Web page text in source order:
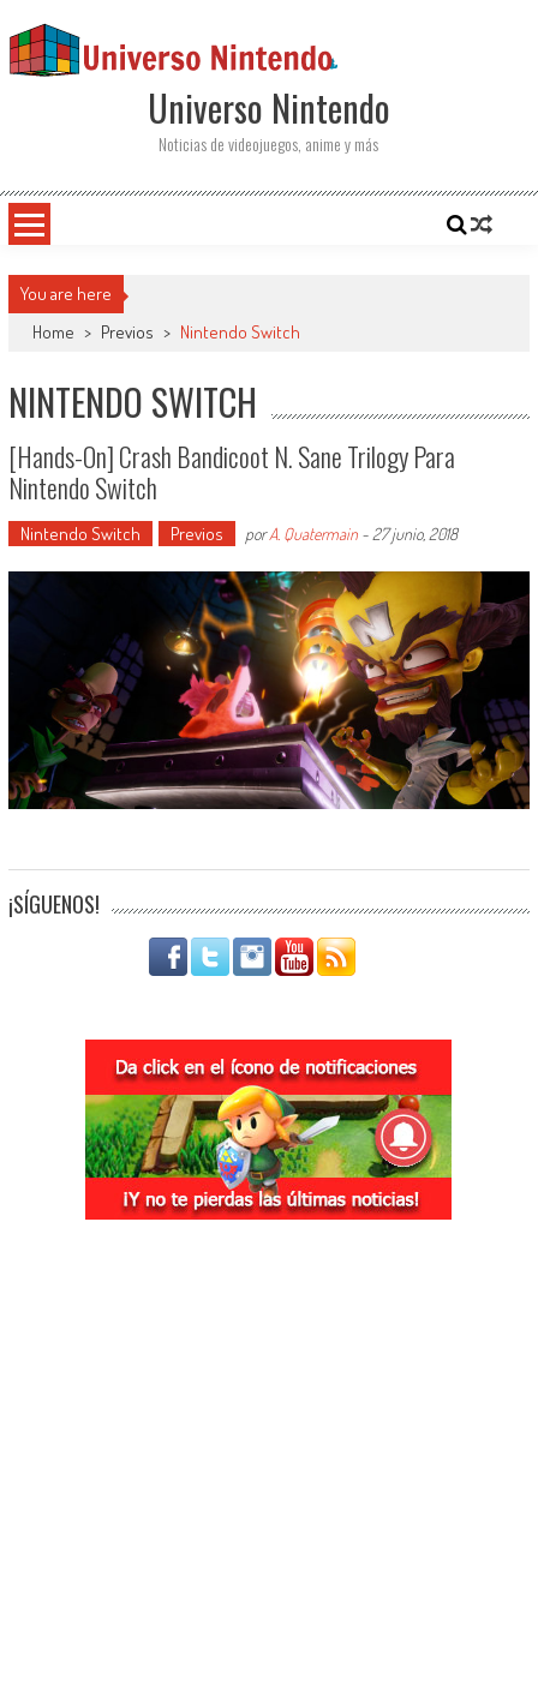
Universo Nintendo
Noticias de videojuegos, anime y más
You are here
Home > Previos > Nintendo Switch
NINTENDO SWITCH
[Hands-On] Crash Bandicoot N. Sane Trilogy Para
Nintendo Switch
Nintendo Switch Previos porA. Quatermain- 27 junio, 2018
¡SÍGUENOS!